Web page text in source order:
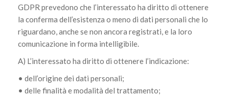
GDPR prevedono che l’interessato ha diritto di ottenere
la conferma dell’esistenza o meno di dati personali che lo
riguardano, anche se non ancora registrati, e la loro
comunicazione in forma intelligibile.
A) L’interessato ha diritto di ottenere l’indicazione:
• dell’origine dei dati personali;
• delle finalità e modalità del trattamento;